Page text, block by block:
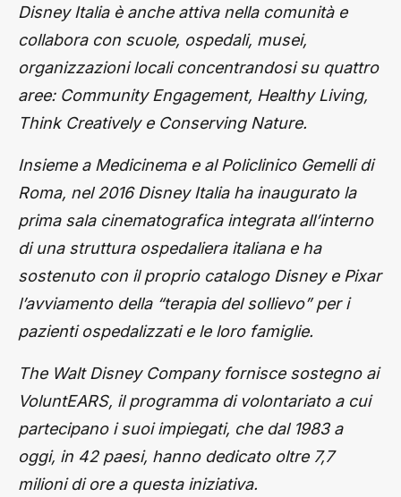
Disney Italia è anche attiva nella comunità e
collabora con scuole, ospedali, musei,
organizzazioni locali concentrandosi su quattro
aree: Community Engagement, Healthy Living,
Think Creatively e Conserving Nature.
Insieme a Medicinema e al Policlinico Gemelli di
Roma, nel 2016 Disney Italia ha inaugurato la
prima sala cinematografica integrata all’interno
di una struttura ospedaliera italiana e ha
sostenuto con il proprio catalogo Disney e Pixar
l’avviamento della “terapia del sollievo” per i
pazienti ospedalizzati e le loro famiglie.
The Walt Disney Company fornisce sostegno ai
VoluntEARS, il programma di volontariato a cui
partecipano i suoi impiegati, che dal 1983 a
oggi, in 42 paesi, hanno dedicato oltre 7,7
milioni di ore a questa iniziativa.